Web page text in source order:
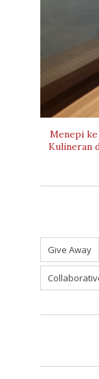
Menepi ke
Kulineran
Give Away